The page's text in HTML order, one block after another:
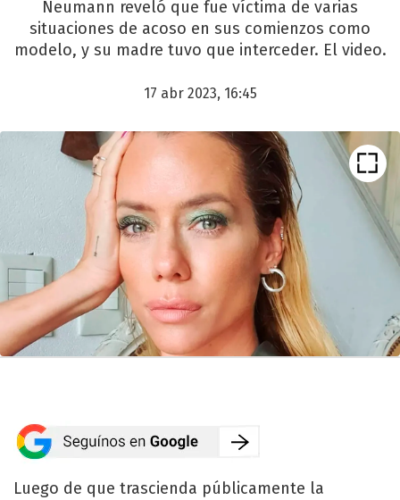
Neumann reveló que fue víctima de varias
situaciones de acoso en sus comienzos como
modelo, y su madre tuvo que interceder. El video.
17 abr 2023, 16:45
Luego de que trascienda públicamente la